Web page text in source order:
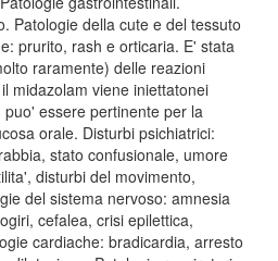
Patologie della cute e del tessuto
prurito, rash e orticaria. E' stata
raramente) delle reazioni
midazolam viene iniettatonei
essere pertinente per la
orale. Disturbi psichiatrici:
stato confusionale, umore
disturbi del movimento,
del sistema nervoso: amnesia
cefalea, crisi epilettica,
cardiache: bradicardia, arresto